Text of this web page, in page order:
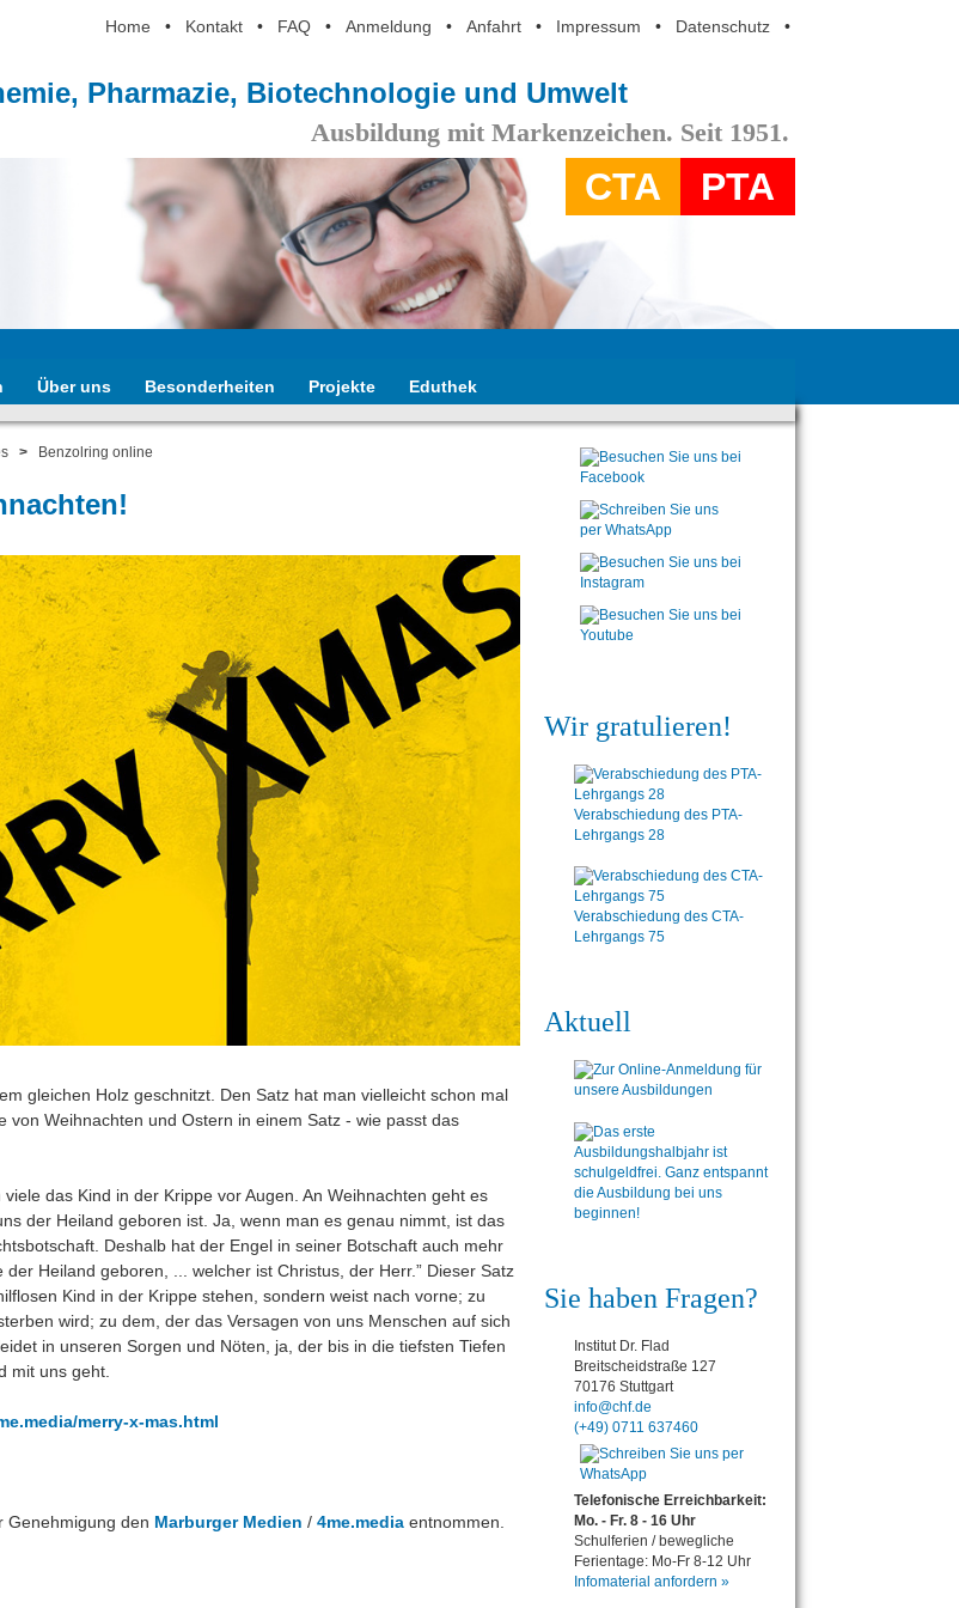
Home • Kontakt • FAQ • Anmeldung • Anfahrt • Impressum • Datenschutz •
Pharmazie, Biotechnologie und Umwelt
Ausbildung mit Markenzeichen. Seit 1951.
CTA PTA
Über uns Besonderheiten Projekte Eduthek
> Benzolring online
gleichen Holz geschnitzt. Den Satz hat man vielleicht schon mal
von Weihnachten und Ostern in einem Satz - wie passt das
das Kind in der Krippe vor Augen. An Weihnachten geht es
der Heiland geboren ist. Ja, wenn man es genau nimmt, ist das
Deshalb hat der Engel in seiner Botschaft auch mehr
der Heiland geboren, ... welcher ist Christus, der Herr.” Dieser Satz
Kind in der Krippe stehen, sondern weist nach vorne; zu
wird; zu dem, der das Versagen von uns Menschen auf sich
in unseren Sorgen und Nöten, ja, der bis in die tiefsten Tiefen
mit uns geht.
merry-x-mas.html
Genehmigung den Marburger Medien / 4me.media entnommen.
Wir gratulieren!
Verabschiedung des PTA-
Lehrgangs 28
Verabschiedung des CTA-
Lehrgangs 75
Aktuell
Sie haben Fragen?
Institut Dr. Flad
Breitscheidstraße 127
70176 Stuttgart
info@chf.de
(+49) 0711 637460
Telefonische Erreichbarkeit:
Mo. - Fr. 8 - 16 Uhr
Schulferien / bewegliche
Ferientage: Mo-Fr 8-12 Uhr
Infomaterial anfordern »